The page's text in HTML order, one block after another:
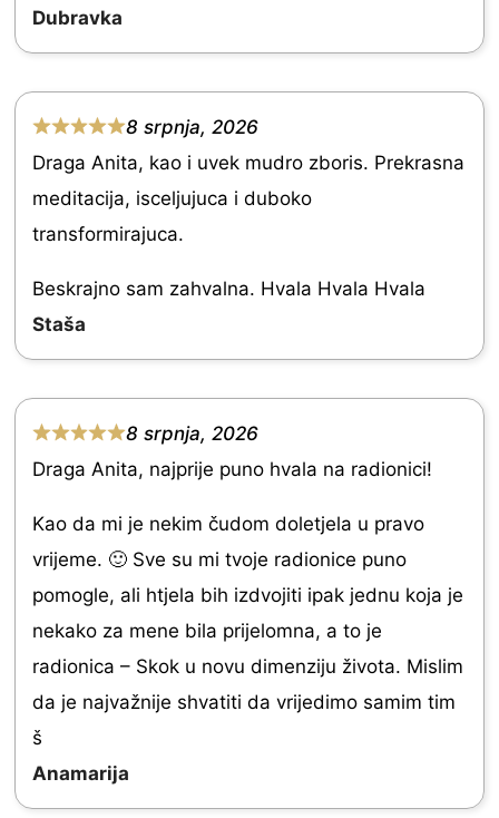
d
5
.
0
o
u
t
f
5
Dubravka
d
5
.
0
o
u
o
f
5
8 srpnja, 2026
Draga Anita, kao i uvek mudro zboris. Prekrasna
meditacija, isceljujuca i duboko
transformirajuca.
Beskrajno sam zahvalna. Hvala Hvala Hvala
Staša
t
e
d
5
.
0
u
t
8 srpnja, 2026
Draga Anita, najprije puno hvala na radionici!
Kao da mi je nekim čudom doletjela u pravo
vrijeme. 🙂 Sve su mi tvoje radionice puno
pomogle, ali htjela bih izdvojiti ipak jednu koja je
nekako za mene bila prijelomna, a to je
radionica – Skok u novu dimenziju života. Mislim
da je najvažnije shvatiti da vrijedimo samim tim
š
Anamarija